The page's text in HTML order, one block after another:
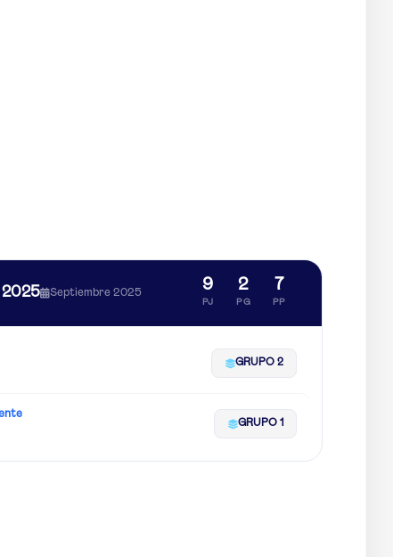
2025 Septiembre 2025 9
PJ
2
PG
7
PP
GRUPO 2
GRUPO 1